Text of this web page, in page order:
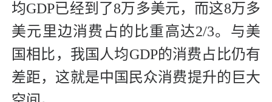
均GDP已经到了8万多美元，而这8万多
美元里边消费占的比重高达2/3。与美
国相比，我国人均GDP的消费占比仍有
差距，这就是中国民众消费提升的巨大